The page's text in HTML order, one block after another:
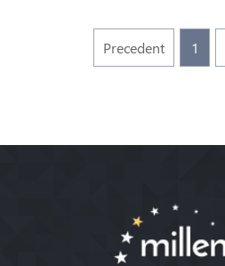
Precedent 1